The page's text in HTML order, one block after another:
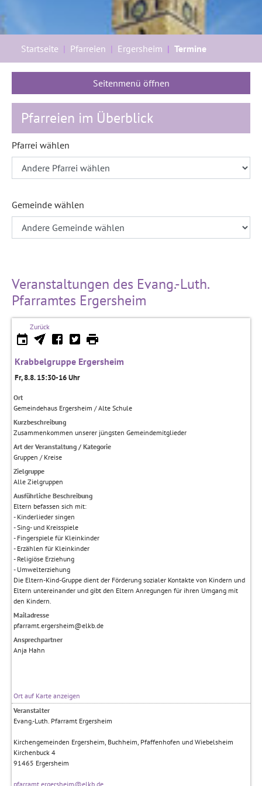
Startseite Pfarreien Ergersheim Termine
Seitenmenü öffnen
Pfarreien im Überblick
Pfarrei wählen
Gemeinde wählen
Veranstaltungen des Evang.-Luth.
Pfarramtes Ergersheim
Zurück
Krabbelgruppe Ergersheim
Fr, 8.8. 15:30-16 Uhr
Ort
Gemeindehaus Ergersheim / Alte Schule
Kurzbeschreibung
Zusammenkommen unserer jüngsten Gemeindemitglieder
Art der Veranstaltung / Kategorie
Gruppen / Kreise
Zielgruppe
Alle Zielgruppen
Ausführliche Beschreibung
Eltern befassen sich mit:
- Kinderlieder singen
- Sing- und Kreisspiele
- Fingerspiele für Kleinkinder
- Erzählen für Kleinkinder
- Religiöse Erziehung
- Umwelterziehung
Die Eltern-Kind-Gruppe dient der Förderung sozialer Kontakte von Kindern und
Eltern untereinander und gibt den Eltern Anregungen für ihren Umgang mit
den Kindern.
Mailadresse
pfarramt.ergersheim@elkb.de
Ansprechpartner
Anja Hahn
Ort auf Karte anzeigen
Veranstalter
Evang.-Luth. Pfarramt Ergersheim
Kirchengemeinden Ergersheim, Buchheim, Pfaffenhofen und Wiebelsheim
Kirchenbuck 4
91465 Ergersheim
pfarramt.ergersheim@elkb.de